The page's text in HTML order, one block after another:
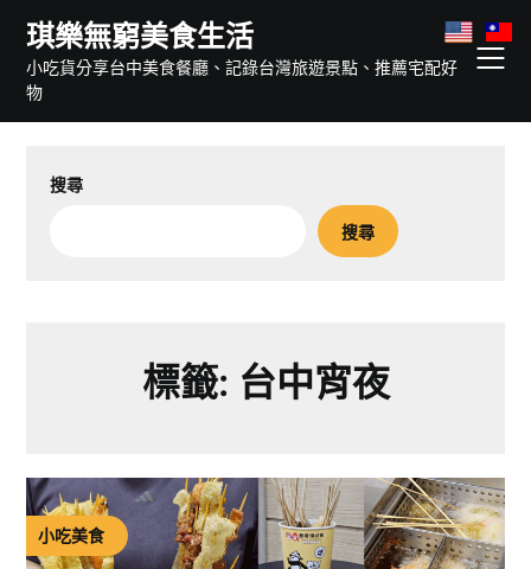
content
琪樂無窮美食生活
小吃貨分享台中美食餐廳、記錄台灣旅遊景點、推薦宅配好
物
搜尋
搜尋
標籤: 台中宵夜
小吃美食